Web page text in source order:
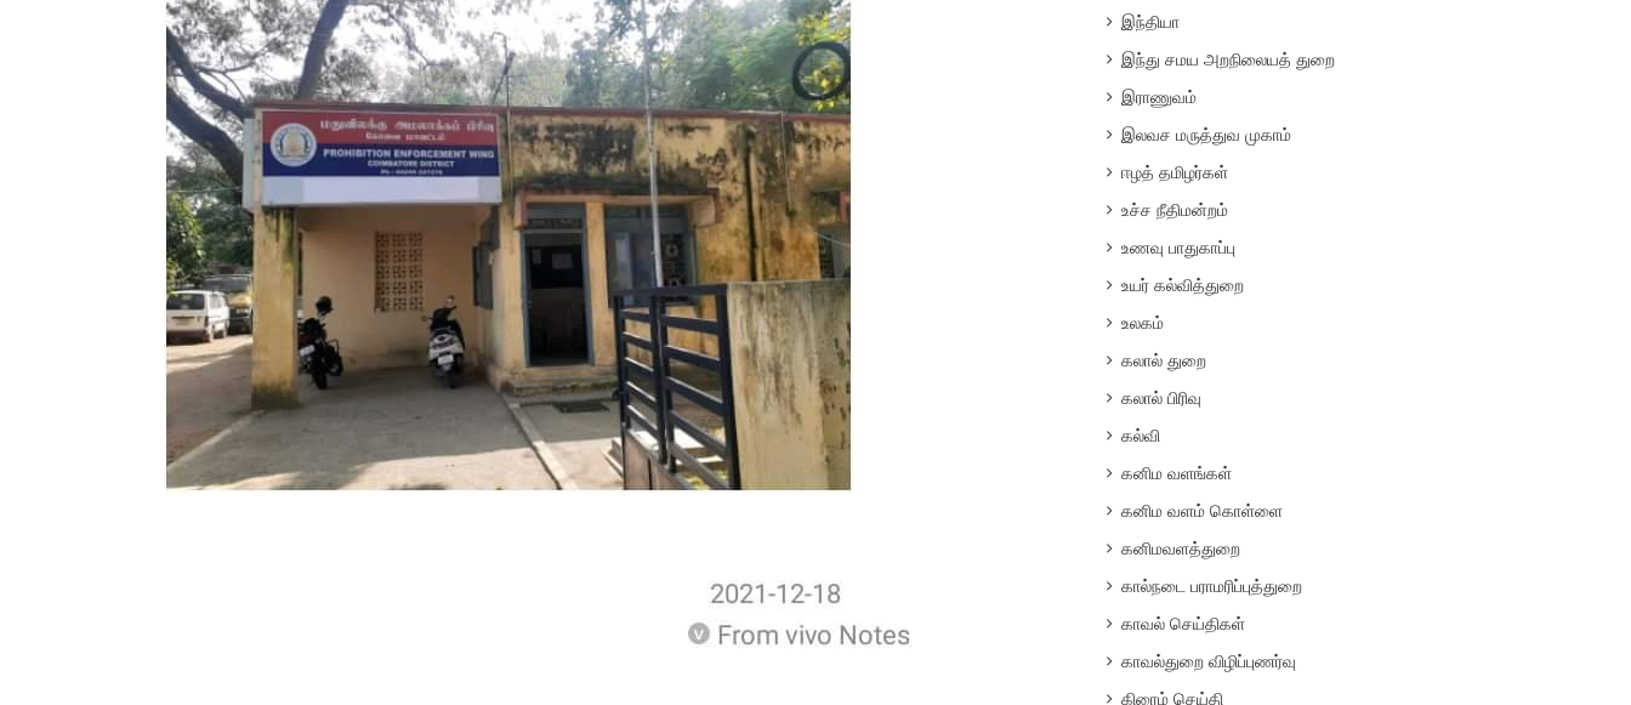
இந்தியா
இந்து சமய அறநிலையத் துறை
இராணுவம்
இலவச மருத்துவ முகாம்
ஈழத் தமிழர்கள்
உச்ச நீதிமன்றம்
உணவு பாதுகாப்பு
உயர் கல்வித்துறை
உலகம்
கலால் துறை
கலால் பிரிவு
கல்வி
கனிம வளங்கள்
கனிம வளம் கொள்ளை
கனிமவளத்துறை
கால்நடை பராமரிப்புத்துறை
காவல் செய்திகள்
காவல்துறை விழிப்புணர்வு
கிரைம் செய்தி